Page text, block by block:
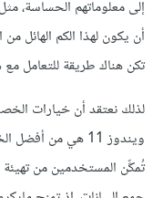
إلى معلوماتهم الحساسة،
أن يكون لهذا الكم الهائل
تكن هناك طريقة للتعامل
لذلك نعتقد أن خيارات
ويندوز 11 هي من
تُمكِّن المستخدمين من تهيئة